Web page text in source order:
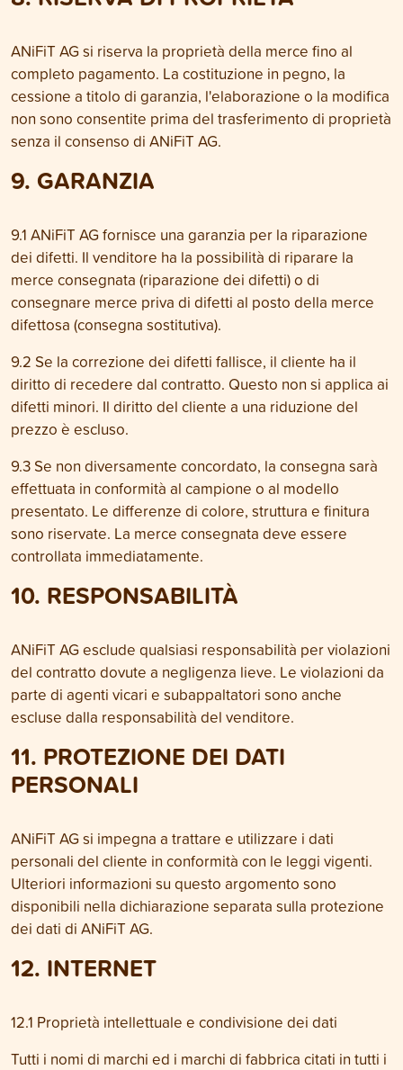
ANiFiT AG si riserva la proprietà della merce fino al
completo pagamento. La costituzione in pegno, la
cessione a titolo di garanzia, l'elaborazione o la modifica
non sono consentite prima del trasferimento di proprietà
senza il consenso di ANiFiT AG.
9. GARANZIA
9.1 ANiFiT AG fornisce una garanzia per la riparazione
dei difetti. Il venditore ha la possibilità di riparare la
merce consegnata (riparazione dei difetti) o di
consegnare merce priva di difetti al posto della merce
difettosa (consegna sostitutiva).
9.2 Se la correzione dei difetti fallisce, il cliente ha il
diritto di recedere dal contratto. Questo non si applica ai
difetti minori. Il diritto del cliente a una riduzione del
prezzo è escluso.
9.3 Se non diversamente concordato, la consegna sarà
effettuata in conformità al campione o al modello
presentato. Le differenze di colore, struttura e finitura
sono riservate. La merce consegnata deve essere
controllata immediatamente.
10. RESPONSABILITÀ
ANiFiT AG esclude qualsiasi responsabilità per violazioni
del contratto dovute a negligenza lieve. Le violazioni da
parte di agenti vicari e subappaltatori sono anche
escluse dalla responsabilità del venditore.
11. PROTEZIONE DEI DATI
PERSONALI
ANiFiT AG si impegna a trattare e utilizzare i dati
personali del cliente in conformità con le leggi vigenti.
Ulteriori informazioni su questo argomento sono
disponibili nella dichiarazione separata sulla protezione
dei dati di ANiFiT AG.
12. INTERNET
12.1 Proprietà intellettuale e condivisione dei dati
Tutti i nomi di marchi ed i marchi di fabbrica citati in tutti i